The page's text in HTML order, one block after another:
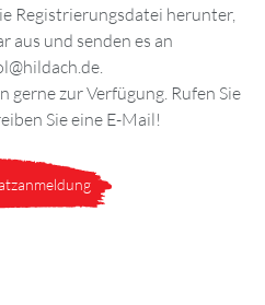
Registrierungsdatei herunter,
aus und senden es an
gerne zur Verfügung. Rufen Sie
Sie eine E-Mail!